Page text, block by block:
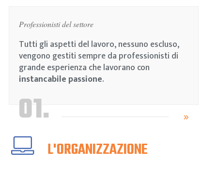
Professionisti del settore
Tutti gli aspetti del lavoro, nessuno escluso,
vengono gestiti sempre da professionisti di
grande esperienza che lavorano con
instancabile passione.
01.
L'ORGANIZZAZIONE